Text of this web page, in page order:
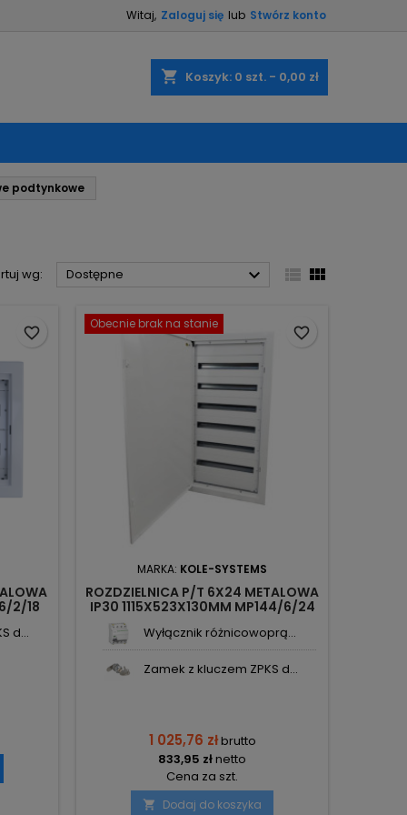
Witaj, Zaloguj się lub Stwórz konto
shopping_cart Koszyk: 0 szt. - 0,00 zł
podtynkowe
wg: Dostępne   
2/18
d...
favorite_border
Obecnie brak na stanie
MARKA: KOLE-SYSTEMS
ROZDZIELNICA P/T 6X24 METALOWA
IP30 1115X523X130MM MP144/6/24
Wyłącznik różnicowoprą...
Zamek z kluczem ZPKS d...
1 025,76 złbrutto
833,95 złnetto
Cena za szt.
 Dodaj do koszyka
favorite_border